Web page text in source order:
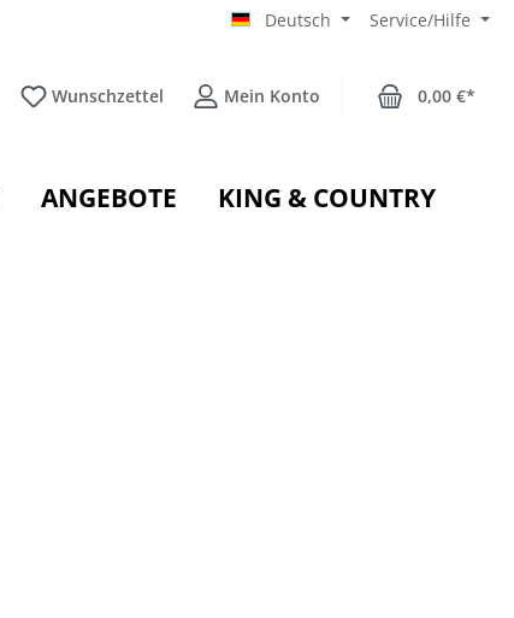
Deutsch Service/Hilfe
Wunschzettel Mein Konto 0,00 €*
ANGEBOTE KING & COUNTRY